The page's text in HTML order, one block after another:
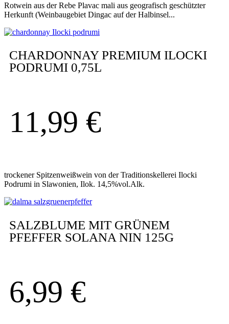
Rotwein aus der Rebe Plavac mali aus geografisch geschützter
Herkunft (Weinbaugebiet Dingac auf der Halbinsel...
CHARDONNAY PREMIUM ILOCKI
PODRUMI 0,75L
11,99 €
trockener Spitzenweißwein von der Traditionskellerei Ilocki
Podrumi in Slawonien, Ilok. 14,5%vol.Alk.
SALZBLUME MIT GRÜNEM
PFEFFER SOLANA NIN 125G
6,99 €